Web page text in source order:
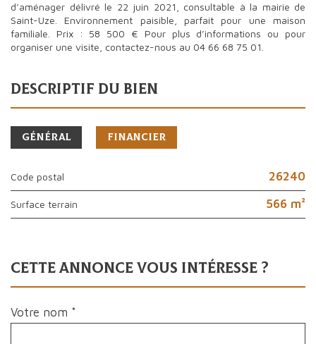
d’aménager délivré le 22 juin 2021, consultable à la mairie de
Saint-Uze. Environnement paisible, parfait pour une maison
familiale. Prix : 58 500 € Pour plus d’informations ou pour
organiser une visite, contactez-nous au 04 66 68 75 01.
descriptif du bien
Général Financier
Code postal 26240
surface terrain 566 m²
cette annonce vous intéresse ?
Votre nom *